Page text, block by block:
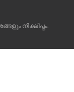
നിക്ഷിപ്തം.